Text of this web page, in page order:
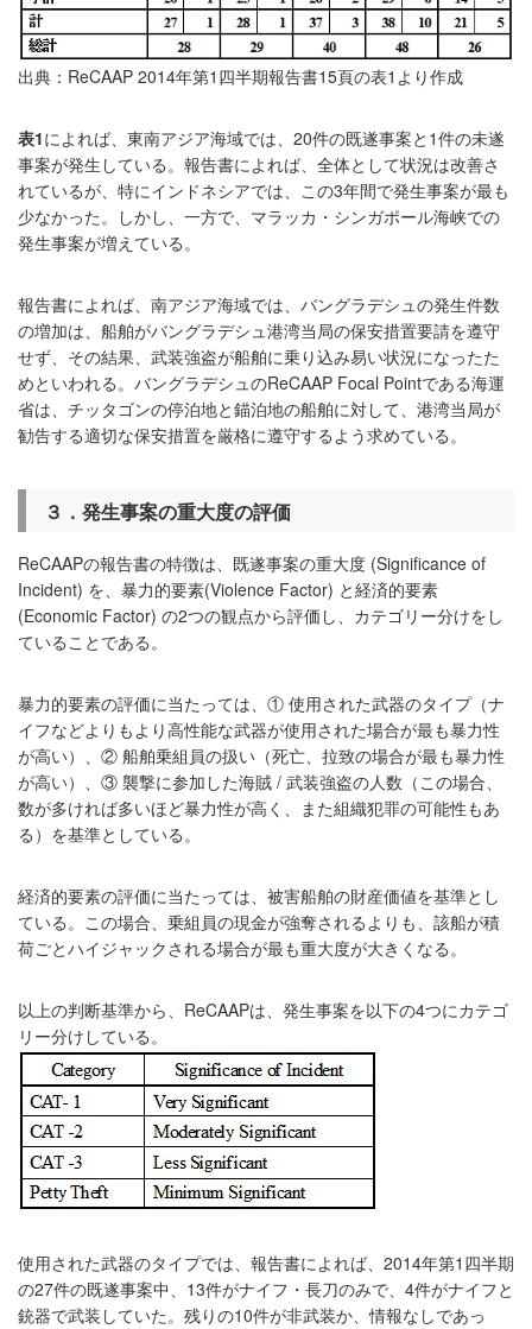
出典：ReCAAP 2014年第1四半期報告書15頁の表1より作成
表1によれば、東南アジア海域では、20件の既遂事案と1件の未遂
事案が発生している。報告書によれば、全体として状況は改善さ
れているが、特にインドネシアでは、この3年間で発生事案が最も
少なかった。しかし、一方で、マラッカ・シンガポール海峡での
発生事案が増えている。
報告書によれば、南アジア海域では、バングラデシュの発生件数
の増加は、船舶がバングラデシュ港湾当局の保安措置要請を遵守
せず、その結果、武装強盗が船舶に乗り込み易い状況になったた
めといわれる。バングラデシュのReCAAP Focal Pointである海運
省は、チッタゴンの停泊地と錨泊地の船舶に対して、港湾当局が
勧告する適切な保安措置を厳格に遵守するよう求めている。
３．発生事案の重大度の評価
ReCAAPの報告書の特徴は、既遂事案の重大度 (Significance of
Incident) を、暴力的要素(Violence Factor) と経済的要素
(Economic Factor) の2つの観点から評価し、カテゴリー分けをし
ていることである。
暴力的要素の評価に当たっては、① 使用された武器のタイプ（ナ
イフなどよりもより高性能な武器が使用された場合が最も暴力性
が高い）、② 船舶乗組員の扱い（死亡、拉致の場合が最も暴力性
が高い）、③ 襲撃に参加した海賊 / 武装強盗の人数（この場合、
数が多ければ多いほど暴力性が高く、また組織犯罪の可能性もあ
る）を基準としている。
経済的要素の評価に当たっては、被害船舶の財産価値を基準とし
ている。この場合、乗組員の現金が強奪されるよりも、該船が積
荷ごとハイジャックされる場合が最も重大度が大きくなる。
以上の判断基準から、ReCAAPは、発生事案を以下の4つにカテゴ
リー分けしている。
使用された武器のタイプでは、報告書によれば、2014年第1四半期
の27件の既遂事案中、13件がナイフ・長刀のみで、4件がナイフと
銃器で武装していた。残りの10件が非武装か、情報なしであっ